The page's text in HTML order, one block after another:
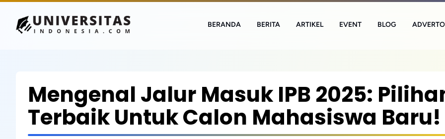
BERANDA BERITA ARTIKEL EVENT BLOG
Mengenal Jalur Masuk IPB 2025:
Terbaik Untuk Calon Mahasiswa Baru!